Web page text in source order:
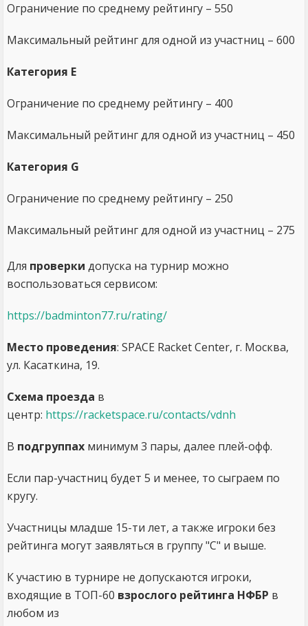
Ограничение по среднему рейтингу – 550
Максимальный рейтинг для одной из участниц – 600
Категория Е
Ограничение по среднему рейтингу – 400
Максимальный рейтинг для одной из участниц – 450
Категория G
Ограничение по среднему рейтингу – 250
Максимальный рейтинг для одной из участниц – 275
Для проверки допуска на турнир можно
воспользоваться сервисом:
https://badminton77.ru/rating/
Место проведения: SPACE Racket Center, г. Москва,
ул. Касаткина, 19.
Схема проезда в
центр: https://racketspace.ru/contacts/vdnh
В подгруппах минимум 3 пары, далее плей-офф.
Если пар-участниц будет 5 и менее, то сыграем по
кругу.
Участницы младше 15-ти лет, а также игроки без
рейтинга могут заявляться в группу "С" и выше.
К участию в турнире не допускаются игроки,
входящие в TOП-60 взрослого рейтинга НФБР в
любом из